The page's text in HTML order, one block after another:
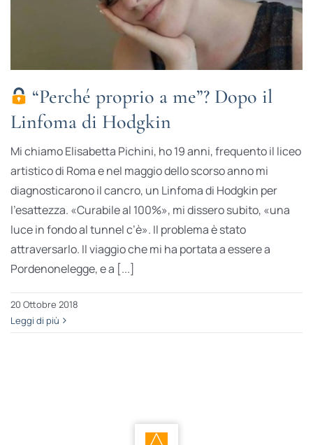
“Perché proprio a me”? Dopo il
Linfoma di Hodgkin
Mi chiamo Elisabetta Pichini, ho 19 anni, frequento il liceo
artistico di Roma e nel maggio dello scorso anno mi
diagnosticarono il cancro, un Linfoma di Hodgkin per
l’esattezza. «Curabile al 100%», mi dissero subito, «una
luce in fondo al tunnel c’è». Il problema è stato
attraversarlo. Il viaggio che mi ha portata a essere a
Pordenonelegge, e a [...]
20 Ottobre 2018
Leggi di più